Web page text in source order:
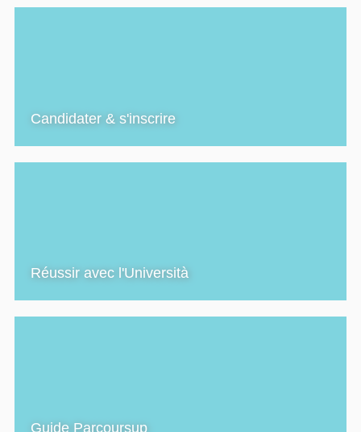
Candidater & s'inscrire
Réussir avec l'Università
Guide Parcoursup